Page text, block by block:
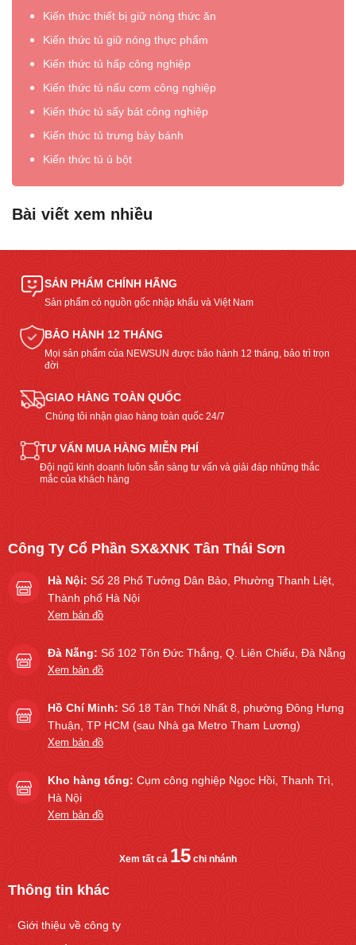
Kiến thức thiết bị giữ nóng thức ăn
Kiến thức tủ giữ nóng thực phẩm
Kiến thức tủ hấp công nghiệp
Kiến thức tủ nấu cơm công nghiệp
Kiến thức tủ sấy bát công nghiệp
Kiến thức tủ trưng bày bánh
Kiến thức tủ ủ bột
Bài viết xem nhiều
SẢN PHẨM CHÍNH HÃNG
Sản phẩm có nguồn gốc nhập khẩu và Việt Nam
BẢO HÀNH 12 THÁNG
Mọi sản phẩm của NEWSUN được bảo hành 12 tháng, bảo trì trọn
đời
GIAO HÀNG TOÀN QUỐC
Chúng tôi nhận giao hàng toàn quốc 24/7
TƯ VẤN MUA HÀNG MIỄN PHÍ
Đội ngũ kinh doanh luôn sẵn sàng tư vấn và giải đáp những thắc
mắc của khách hàng
Công Ty Cổ Phần SX&XNK Tân Thái Sơn
Hà Nội: Số 28 Phố Tưởng Dân Bảo, Phường Thanh Liệt,
Thành phố Hà Nội
Xem bản đồ
Đà Nẵng: Số 102 Tôn Đức Thắng, Q. Liên Chiểu, Đà Nẵng
Xem bản đồ
Hồ Chí Minh: Số 18 Tân Thới Nhất 8, phường Đông Hưng
Thuận, TP HCM (sau Nhà ga Metro Tham Lương)
Xem bản đồ
Kho hàng tổng: Cụm công nghiệp Ngọc Hồi, Thanh Trì,
Hà Nội
Xem bản đồ
Xem tất cả 15 chi nhánh
Thông tin khác
Giới thiệu về công ty